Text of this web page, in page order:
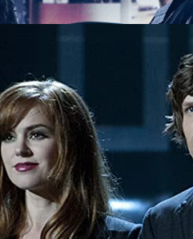
เตรียมร่ายเวทย์ใส่
าชา" ใน Now You See Me ที่มีมาแล้
กับภาค 2 อย่าง Jon M. Chu จาก G.I.
ายืนยันแล้วว่า ภาค 3 จะเกิดขึ้นแน่นอ
แปลก "ดร.สเตรนจ์" ในจักรวาลมาร์เ
โพรเจกต์ค่อนข้างล่าช้าหลังจากภาค 2
บังเหียนอย่าง Jon M. Chu ยังติดงา
การณ์ช่วยชีวิต 13…
ago